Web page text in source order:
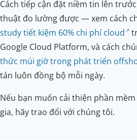
Cách tiếp cận đặt niềm tin lên
thuật đo lường được — xem cách
study tiết kiệm 60% chi phí cloud
Google Cloud Platform, và cách
thức múi giờ trong phát triển
tán luôn đồng bộ mỗi ngày.
Nếu bạn muốn cải thiện phần
gia, hãy trao đổi với chúng tôi.